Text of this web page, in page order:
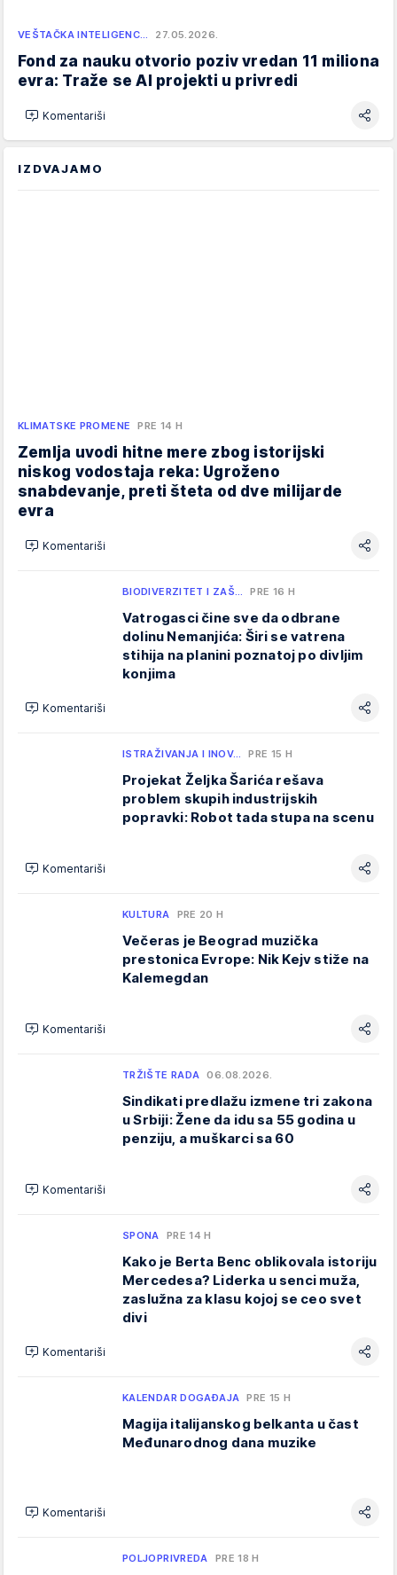
VEŠTAČKA INTELIGENC… 27.05.2026.
Fond za nauku otvorio poziv vredan 11 miliona
evra: Traže se AI projekti u privredi
Komentariši
IZDVAJAMO
KLIMATSKE PROMENE PRE 14 H
Zemlja uvodi hitne mere zbog istorijski
niskog vodostaja reka: Ugroženo
snabdevanje, preti šteta od dve milijarde
evra
Komentariši
BIODIVERZITET I ZAŠ… PRE 16 H
Vatrogasci čine sve da odbrane
dolinu Nemanjića: Širi se vatrena
stihija na planini poznatoj po divljim
konjima
Komentariši
ISTRAŽIVANJA I INOV… PRE 15 H
Projekat Željka Šarića rešava
problem skupih industrijskih
popravki: Robot tada stupa na scenu
Komentariši
KULTURA PRE 20 H
Večeras je Beograd muzička
prestonica Evrope: Nik Kejv stiže na
Kalemegdan
Komentariši
TRŽIŠTE RADA 06.08.2026.
Sindikati predlažu izmene tri zakona
u Srbiji: Žene da idu sa 55 godina u
penziju, a muškarci sa 60
Komentariši
SPONA PRE 14 H
Kako je Berta Benc oblikovala istoriju
Mercedesa? Liderka u senci muža,
zaslužna za klasu kojoj se ceo svet
divi
Komentariši
KALENDAR DOGAĐAJA PRE 15 H
Magija italijanskog belkanta u čast
Međunarodnog dana muzike
Komentariši
POLJOPRIVREDA PRE 18 H